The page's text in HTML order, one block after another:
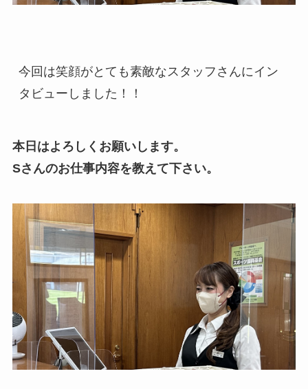
今回は笑顔がとても素敵なスタッフさんにイン
タビューしました！！
本日はよろしくお願いします。
Sさんのお仕事内容を教えて下さい。